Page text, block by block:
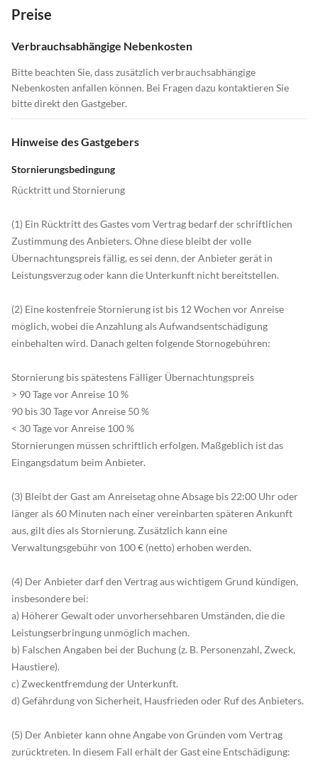
Preise
Verbrauchsabhängige Nebenkosten
Bitte beachten Sie, dass zusätzlich verbrauchsabhängige
Nebenkosten anfallen können. Bei Fragen dazu kontaktieren Sie
bitte direkt den Gastgeber.
Hinweise des Gastgebers
Stornierungsbedingung
Rücktritt und Stornierung
(1) Ein Rücktritt des Gastes vom Vertrag bedarf der schriftlichen
Zustimmung des Anbieters. Ohne diese bleibt der volle
Übernachtungspreis fällig, es sei denn, der Anbieter gerät in
Leistungsverzug oder kann die Unterkunft nicht bereitstellen.
(2) Eine kostenfreie Stornierung ist bis 12 Wochen vor Anreise
möglich, wobei die Anzahlung als Aufwandsentschädigung
einbehalten wird. Danach gelten folgende Stornogebühren:
Stornierung bis spätestens Fälliger Übernachtungspreis
> 90 Tage vor Anreise 10 %
90 bis 30 Tage vor Anreise 50 %
< 30 Tage vor Anreise 100 %
Stornierungen müssen schriftlich erfolgen. Maßgeblich ist das
Eingangsdatum beim Anbieter.
(3) Bleibt der Gast am Anreisetag ohne Absage bis 22:00 Uhr oder
länger als 60 Minuten nach einer vereinbarten späteren Ankunft
aus, gilt dies als Stornierung. Zusätzlich kann eine
Verwaltungsgebühr von 100 € (netto) erhoben werden.
(4) Der Anbieter darf den Vertrag aus wichtigem Grund kündigen,
insbesondere bei:
a) Höherer Gewalt oder unvorhersehbaren Umständen, die die
Leistungserbringung unmöglich machen.
b) Falschen Angaben bei der Buchung (z. B. Personenzahl, Zweck,
Haustiere).
c) Zweckentfremdung der Unterkunft.
d) Gefährdung von Sicherheit, Hausfrieden oder Ruf des Anbieters.
(5) Der Anbieter kann ohne Angabe von Gründen vom Vertrag
zurücktreten. In diesem Fall erhält der Gast eine Entschädigung: